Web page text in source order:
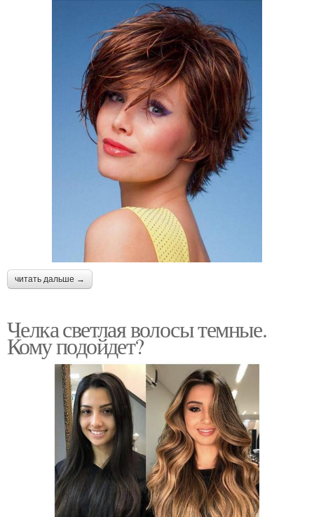
читать дальше →
Челка светлая волосы темные.
Кому подойдет?